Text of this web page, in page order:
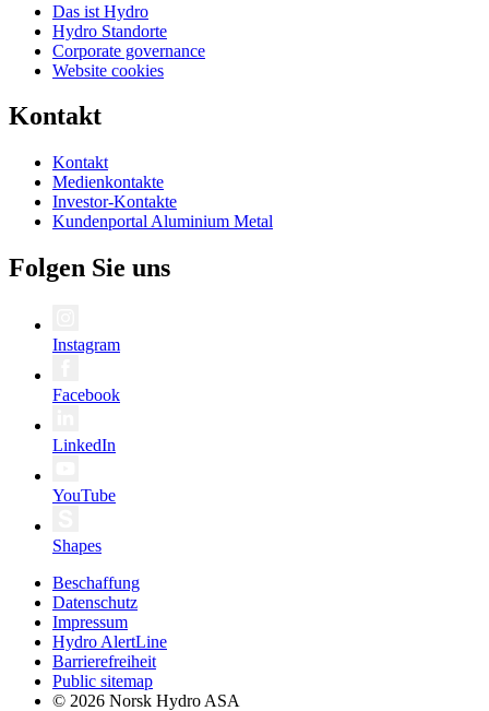
Das ist Hydro
Hydro Standorte
Corporate governance
Website cookies
Kontakt
Kontakt
Medienkontakte
Investor-Kontakte
Kundenportal Aluminium Metal
Folgen Sie uns
Instagram
Facebook
LinkedIn
YouTube
Shapes
Beschaffung
Datenschutz
Impressum
Hydro AlertLine
Barrierefreiheit
Public sitemap
© 2026 Norsk Hydro ASA